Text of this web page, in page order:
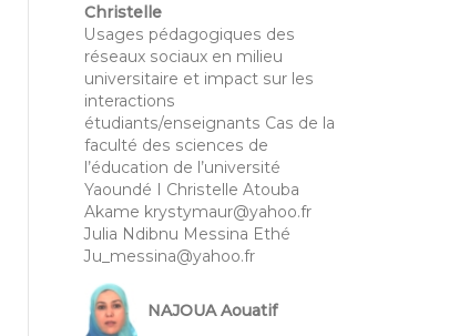
Christelle
Usages pédagogiques des
réseaux sociaux en milieu
universitaire et impact sur les
interactions
étudiants/enseignants Cas de la
faculté des sciences de
l’éducation de l’université
Yaoundé I Christelle Atouba
Akame krystymaur@yahoo.fr
Julia Ndibnu Messina Ethé
Ju_messina@yahoo.fr
NAJOUA Aouatif